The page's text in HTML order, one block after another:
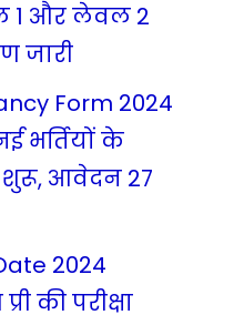
1 और लेवल 2
जारी
Form 2024
भर्तियों के
आवेदन 27
2024
की परीक्षा